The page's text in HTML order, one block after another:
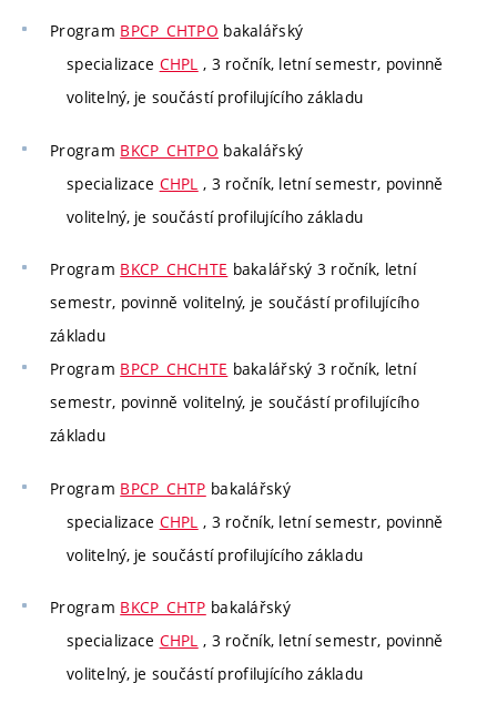
Program BPCP_CHTPO bakalářský
specializace CHPL , 3 ročník, letní semestr, povinně
volitelný, je součástí profilujícího základu
Program BKCP_CHTPO bakalářský
specializace CHPL , 3 ročník, letní semestr, povinně
volitelný, je součástí profilujícího základu
Program BKCP_CHCHTE bakalářský 3 ročník, letní
semestr, povinně volitelný, je součástí profilujícího
základu
Program BPCP_CHCHTE bakalářský 3 ročník, letní
semestr, povinně volitelný, je součástí profilujícího
základu
Program BPCP_CHTP bakalářský
specializace CHPL , 3 ročník, letní semestr, povinně
volitelný, je součástí profilujícího základu
Program BKCP_CHTP bakalářský
specializace CHPL , 3 ročník, letní semestr, povinně
volitelný, je součástí profilujícího základu